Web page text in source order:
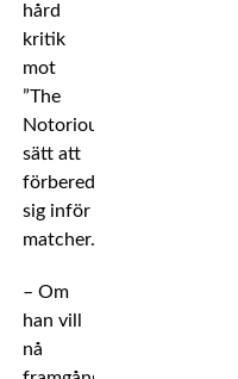
hård
kritik
mot
”The
Notorious”
sätt att
förbereda
sig inför
matcher.
– Om
han vill
nå